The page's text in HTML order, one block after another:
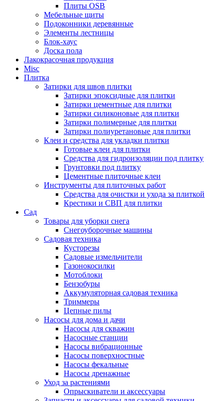
Плиты OSB
Мебельные щиты
Подоконники деревянные
Элементы лестницы
Блок-хаус
Доска пола
Лакокрасочная продукция
Misc
Плитка
Затирки для швов плитки
Затирки эпоксидные для плитки
Затирки цементные для плитки
Затирки силиконовые для плитки
Затирки полимерные для плитки
Затирки полиуретановые для плитки
Клеи и средства для укладки плитки
Готовые клеи для плитки
Средства для гидроизоляции под плитку
Грунтовки под плитку
Цементные плиточные клеи
Инструменты для плиточных работ
Средства для очистки и ухода за плиткой
Крестики и СВП для плитки
Сад
Товары для уборки снега
Снегоуборочные машины
Садовая техника
Кусторезы
Садовые измельчители
Газонокосилки
Мотоблоки
Бензобуры
Аккумуляторная садовая техника
Триммеры
Цепные пилы
Насосы для дома и дачи
Насосы для скважин
Насосные станции
Насосы вибрационные
Насосы поверхностные
Насосы фекальные
Насосы дренажные
Уход за растениями
Опрыскиватели и аксессуары